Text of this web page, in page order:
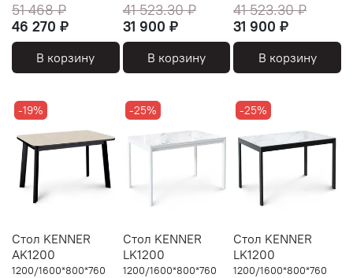
51 468 ₽
46 270 ₽
В корзину
41 523.30 ₽
31 900 ₽
В корзину
41 523.30 ₽
31 900 ₽
В корзину
-19%
Стол KENNER
AK1200
1200/1600*800*760
-25%
Стол KENNER
LK1200
1200/1600*800*760
-25%
Стол KENNER
LK1200
1200/1600*800*760